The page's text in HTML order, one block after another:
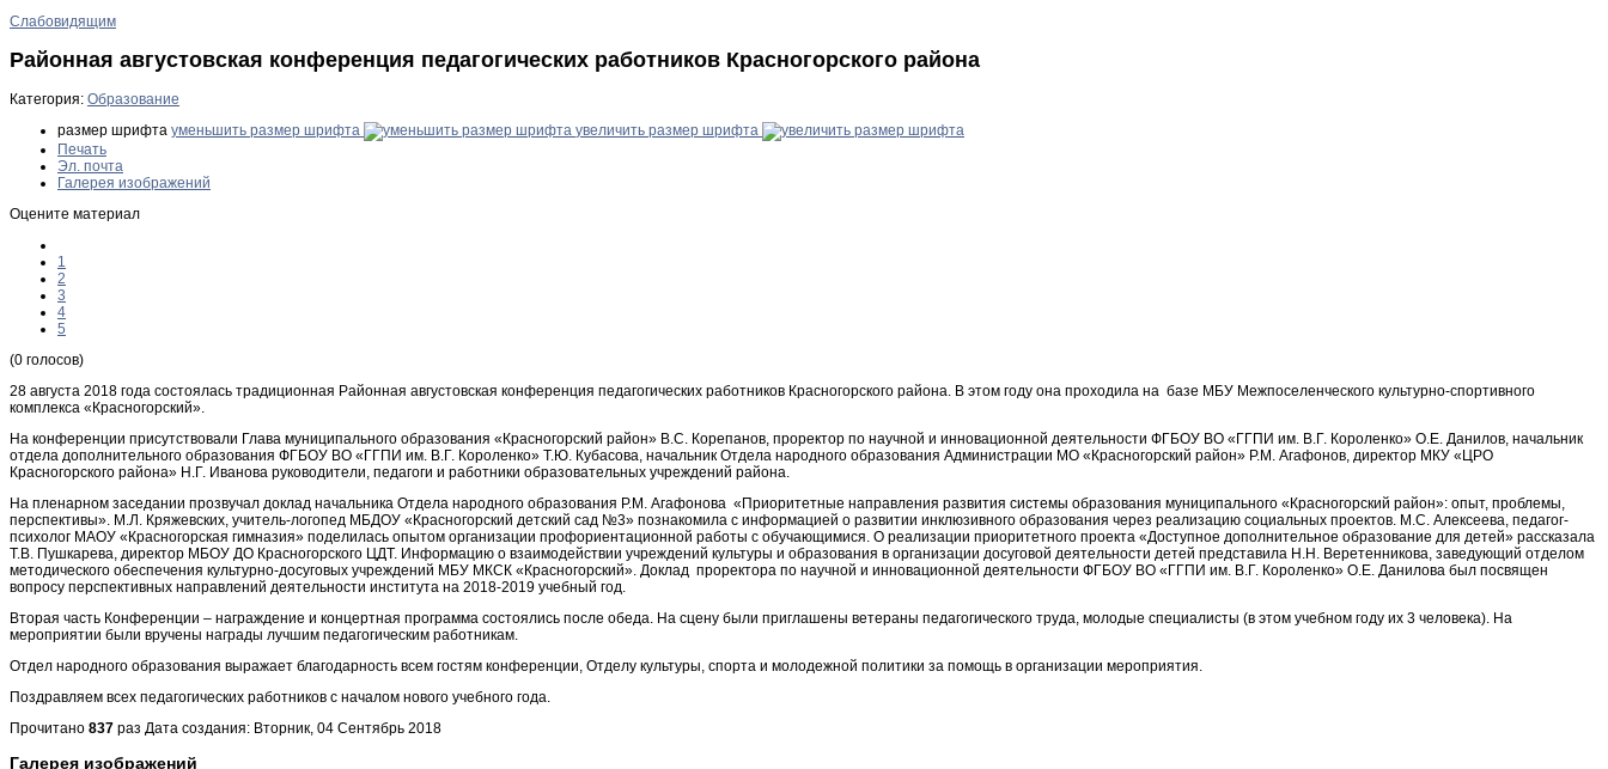
Слабовидящим
Районная августовская конференция педагогических работников Красногорского района
Категория: Образование
размер шрифта уменьшить размер шрифта
увеличить размер шрифта
Печать
Эл. почта
Галерея изображений
Оцените материал
1
2
3
4
5
(0 голосов)
​28 августа 2018 года состоялась традиционная Районная августовская конференция педагогических работников Красногорского района. В этом году она проходила на базе МБУ Межпоселенческого культурно-спортивного
комплекса «Красногорский».
На конференции присутствовали Глава муниципального образования «Красногорский район» В.С. Корепанов, проректор по научной и инновационной деятельности ФГБОУ ВО «ГГПИ им. В.Г. Короленко» О.Е. Данилов, начальник
отдела дополнительного образования ФГБОУ ВО «ГГПИ им. В.Г. Короленко» Т.Ю. Кубасова, начальник Отдела народного образования Администрации МО «Красногорский район» Р.М. Агафонов, директор МКУ «ЦРО
Красногорского района» Н.Г. Иванова руководители, педагоги и работники образовательных учреждений района.
На пленарном заседании прозвучал доклад начальника Отдела народного образования Р.М. Агафонова «Приоритетные направления развития системы образования муниципального «Красногорский район»: опыт, проблемы,
перспективы». М.Л. Кряжевских, учитель-логопед МБДОУ «Красногорский детский сад №3» познакомила с информацией о развитии инклюзивного образования через реализацию социальных проектов. М.С. Алексеева, педагог-
психолог МАОУ «Красногорская гимназия» поделилась опытом организации профориентационной работы с обучающимися. О реализации приоритетного проекта «Доступное дополнительное образование для детей» рассказала
Т.В. Пушкарева, директор МБОУ ДО Красногорского ЦДТ. Информацию о взаимодействии учреждений культуры и образования в организации досуговой деятельности детей представила Н.Н. Веретенникова, заведующий отделом
методического обеспечения культурно-досуговых учреждений МБУ МКСК «Красногорский». Доклад проректора по научной и инновационной деятельности ФГБОУ ВО «ГГПИ им. В.Г. Короленко» О.Е. Данилова был посвящен
вопросу перспективных направлений деятельности института на 2018-2019 учебный год.
Вторая часть Конференции – награждение и концертная программа состоялись после обеда. На сцену были приглашены ветераны педагогического труда, молодые специалисты (в этом учебном году их 3 человека). На
мероприятии были вручены награды лучшим педагогическим работникам.
Отдел народного образования выражает благодарность всем гостям конференции, Отделу культуры, спорта и молодежной политики за помощь в организации мероприятия.
Поздравляем всех педагогических работников с началом нового учебного года.
Прочитано 837 раз Дата создания: Вторник, 04 Сентябрь 2018
Галерея изображений